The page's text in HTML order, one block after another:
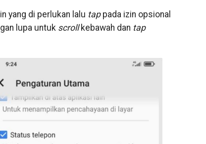
yang di perlukan lalu tappada izin opsional
lupa untuk scrollkebawah dan tap